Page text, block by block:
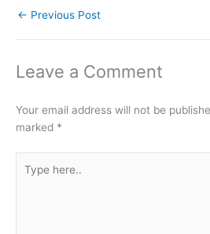
← Previous Post
Leave a Comment
Your email address will not be
marked *
here..